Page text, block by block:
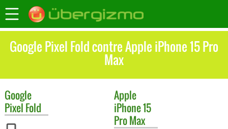
Google Pixel Fold contre Apple iPhone 15 Pro
Max
Google
Pixel Fold
Apple
iPhone 15
Pro Max